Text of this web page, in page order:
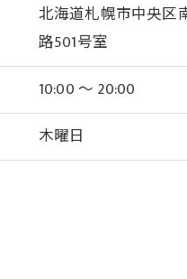
北海道札幌市中央区
路501号室
10:00 〜 20:00
木曜日